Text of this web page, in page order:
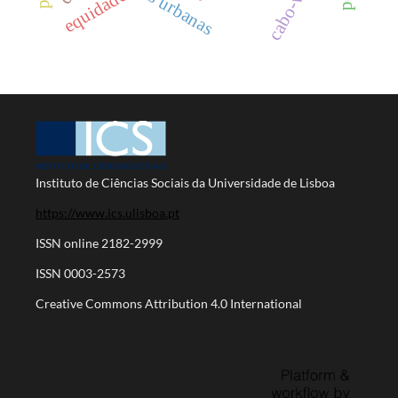
equidade
Instituto de Ciências Sociais da Universidade de Lisboa
https://www.ics.ulisboa.pt
ISSN online 2182-2999
ISSN 0003-2573
Creative Commons Attribution 4.0 International